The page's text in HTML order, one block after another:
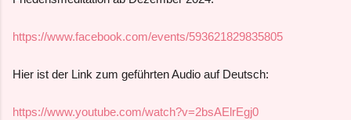
https://www.facebook.com/events/593621829835805
Hier ist der Link zum geführten Audio auf Deutsch:
https://www.youtube.com/watch?v=2bsAElrEgj0